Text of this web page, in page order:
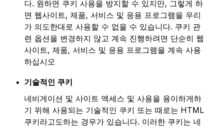
다. 원하면 쿠키 사용을 방지할 수 있지만, 그렇게 하
면 웹사이트, 제품, 서비스 및 응용 프로그램을 우리
가 의도한대로 사용할 수 없을 수 있습니다. 쿠키 관
련 옵션을 변경하지 않고 계속 진행하려면 단순히 웹
사이트, 제품, 서비스 및 응용 프로그램을 계속 사용
하십시오
기술적인 쿠키
네비게이션 및 사이트 액세스 및 사용을 용이하게하
기 위해 사용되는 기술적인 쿠키 또는 때로는 HTML
쿠키라고도하는 경우가 있습니다. 이러한 쿠키는 네